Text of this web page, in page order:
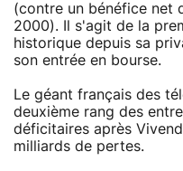
(contre un bénéfice net
2000). Il s'agit de la
historique depuis sa
son entrée en bourse.
Le géant français des
deuxième rang des
déficitaires après
milliards de pertes.